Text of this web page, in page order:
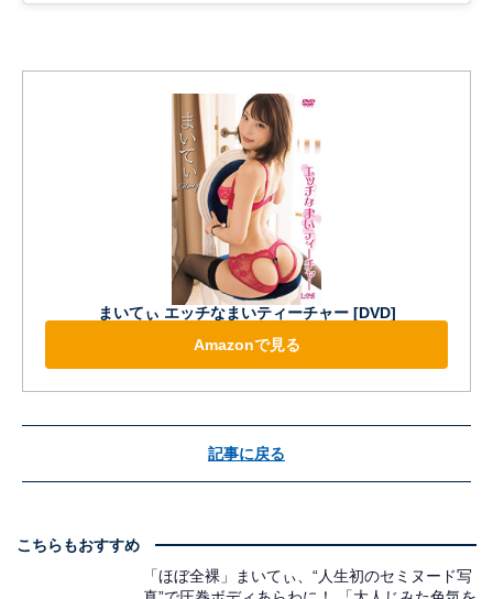
まいてぃ エッチなまいティーチャー [DVD]
Amazonで見る
記事に戻る
こちらもおすすめ
「ほぼ全裸」まいてぃ、“人生初のセミヌード写